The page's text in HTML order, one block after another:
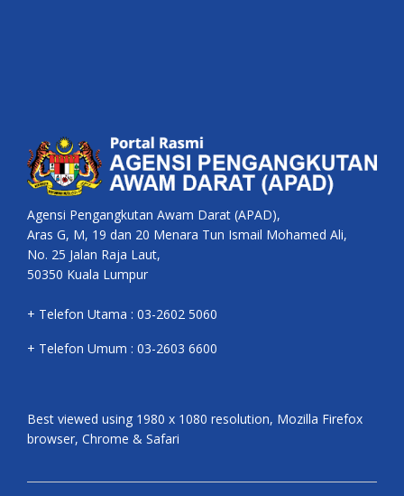
Agensi Pengangkutan Awam Darat (APAD),
Aras G, M, 19 dan 20 Menara Tun Ismail Mohamed Ali,
No. 25 Jalan Raja Laut,
50350 Kuala Lumpur
+ Telefon Utama : 03-2602 5060
+ Telefon Umum : 03-2603 6600
Best viewed using 1980 x 1080 resolution, Mozilla Firefox
browser, Chrome & Safari